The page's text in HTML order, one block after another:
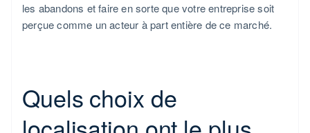
les abandons et faire en sorte que votre entreprise soit
perçue comme un acteur à part entière de ce marché.
Quels choix de